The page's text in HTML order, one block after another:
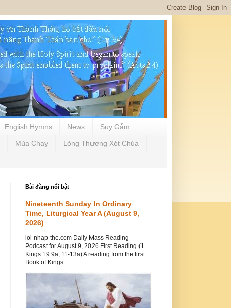
English Hymns News Suy Gẫm
Mùa Chay Lòng Thương Xót Chúa
Bài đăng nổi bật
Nineteenth Sunday In Ordinary
Time, Liturgical Year A (August 9,
2026)
loi-nhap-the.com Daily Mass Reading
Podcast for August 9, 2026 First Reading (1
Kings 19:9a, 11-13a) A reading from the first
Book of Kings ...